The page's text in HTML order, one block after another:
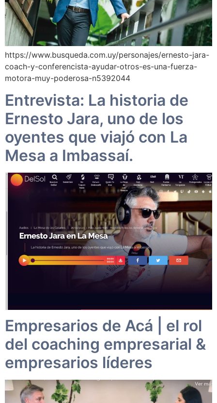
https://www.busqueda.com.uy/personajes/ernesto-jara-
coach-y-conferencista-ayudar-otros-es-una-fuerza-
motora-muy-poderosa-n5392044
Entrevista: La historia de
Ernesto Jara, uno de los
oyentes que viajó con La
Mesa a Imbassaí.
Empresarios de Acá | el rol
del coaching empresarial &
empresarios líderes